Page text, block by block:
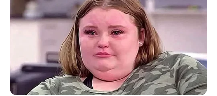
Serem! 9 Chat Ojek Online &
Pelanggan Ini Bikin Auto
Merinding